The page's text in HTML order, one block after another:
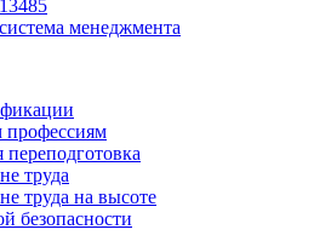
менеджмента
профессиям
труда
труда на высоте
безопасности